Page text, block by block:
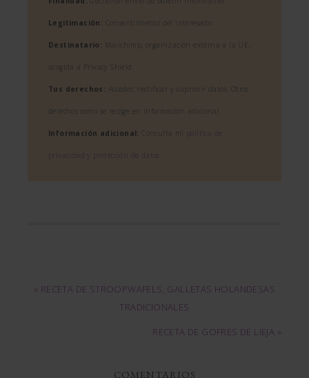
Legitimación: Consentimiento del interesado
Destinatario: Mailchimp, organización externa a la UE,
acogida a Privacy Shield
Tus derechos: Acceder, rectificar y suprimir datos. Otros
derechos como se recoge en información adicional
Información adicional: Consulta mi política de
privacidad y protección de datos
« RECETA DE STROOPWAFELS, GALLETAS HOLANDESAS
TRADICIONALES
RECETA DE GOFRES DE LIEJA »
COMENTARIOS